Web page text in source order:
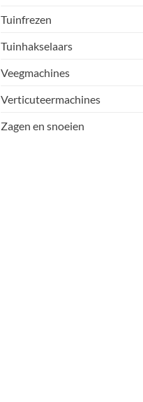
Tuinfrezen
Tuinhakselaars
Veegmachines
Verticuteermachines
Zagen en snoeien